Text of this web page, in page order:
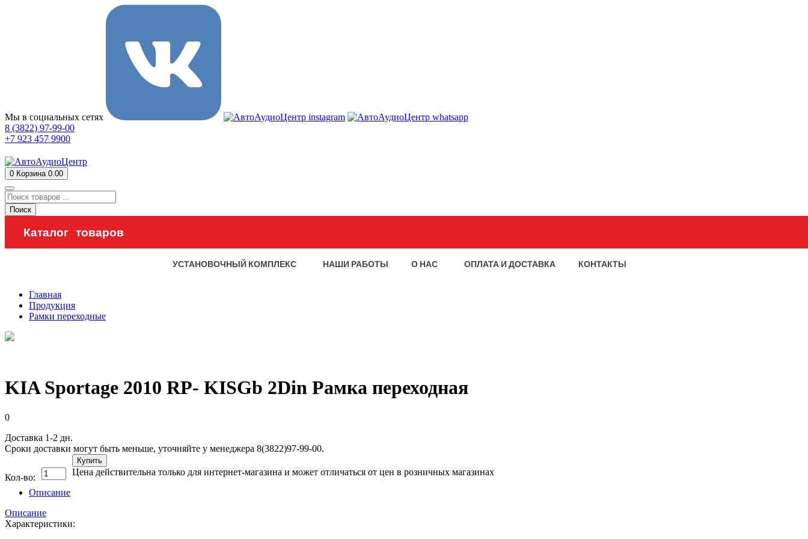
Мы в социальных сетях
8 (3822) 97-99-00
+7 923 457 9900
0 Корзина 0.00
Поиск
Каталог товаров
УСТАНОВОЧНЫЙ КОМПЛЕКС НАШИ РАБОТЫ О НАС ОПЛАТА И ДОСТАВКА КОНТАКТЫ
Главная
Продукция
Рамки переходные
KIA Sportage 2010 RP- KISGb 2Din Рамка переходная
0
Доставка 1-2 дн.
Сроки доставки могут быть меньше, уточняйте у менеджера 8(3822)97-99-00.
Кол-во:
Купить
Цена действительна только для интернет-магазина и может отличаться от цен в розничных магазинах
Описание
Описание
Характеристики: